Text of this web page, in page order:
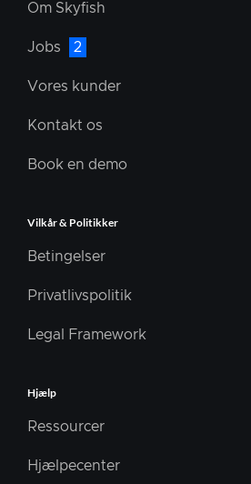
Om Skyfish
Jobs 2
Vores kunder
Kontakt os
Book en demo
Vilkår & Politikker
Betingelser
Privatlivspolitik
Legal Framework
Hjælp
Ressourcer
Hjælpecenter